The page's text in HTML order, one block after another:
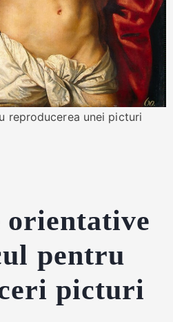
reproducerea unei picturi
orientative
pentru
picturi